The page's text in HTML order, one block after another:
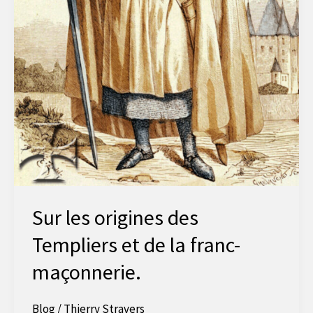
Sur les origines des
Templiers et de la franc-
maçonnerie.
Blog/Thierry Stravers